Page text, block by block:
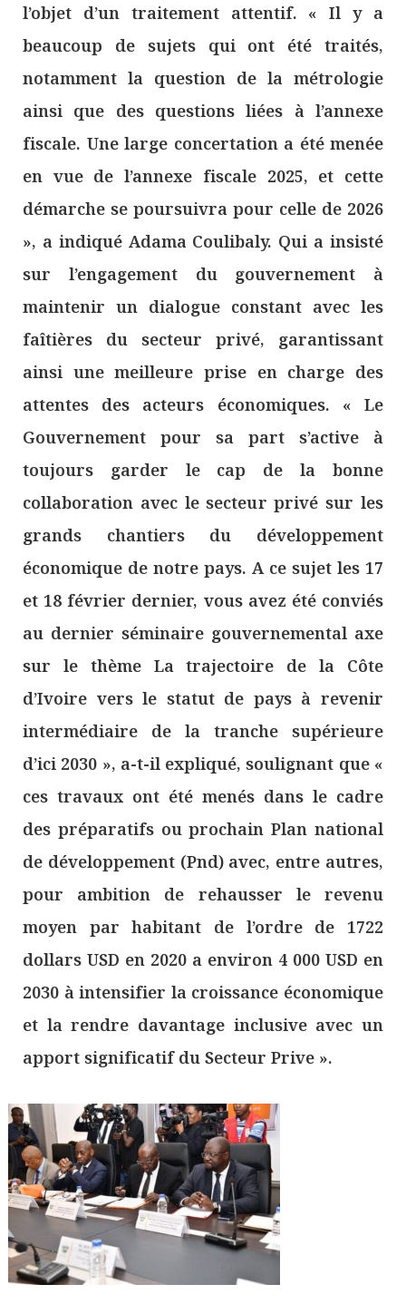
l’objet d’un traitement attentif. « Il y a
beaucoup de sujets qui ont été traités,
notamment la question de la métrologie
ainsi que des questions liées à l’annexe
fiscale. Une large concertation a été menée
en vue de l’annexe fiscale 2025, et cette
démarche se poursuivra pour celle de 2026
», a indiqué Adama Coulibaly. Qui a insisté
sur l’engagement du gouvernement à
maintenir un dialogue constant avec les
faîtières du secteur privé, garantissant
ainsi une meilleure prise en charge des
attentes des acteurs économiques. « Le
Gouvernement pour sa part s’active à
toujours garder le cap de la bonne
collaboration avec le secteur privé sur les
grands chantiers du développement
économique de notre pays. A ce sujet les 17
et 18 février dernier, vous avez été conviés
au dernier séminaire gouvernemental axe
sur le thème La trajectoire de la Côte
d’Ivoire vers le statut de pays à revenir
intermédiaire de la tranche supérieure
d’ici 2030 », a-t-il expliqué, soulignant que «
ces travaux ont été menés dans le cadre
des préparatifs ou prochain Plan national
de développement (Pnd) avec, entre autres,
pour ambition de rehausser le revenu
moyen par habitant de l’ordre de 1722
dollars USD en 2020 a environ 4 000 USD en
2030 à intensifier la croissance économique
et la rendre davantage inclusive avec un
apport significatif du Secteur Prive ».